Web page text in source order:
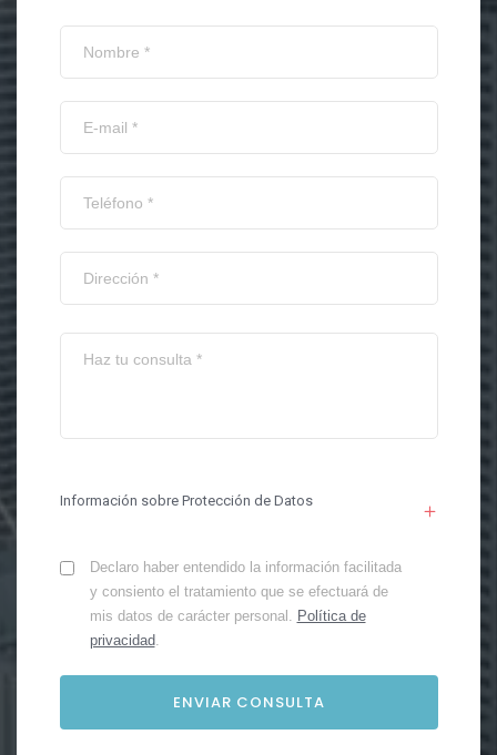
Información sobre Protección de Datos
Declaro haber entendido la información facilitada
y consiento el tratamiento que se efectuará de
mis datos de carácter personal. Política de
privacidad.